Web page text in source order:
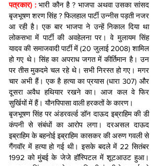
पत्रकार) : भारी कौन है ? भाजपा अथवा उसका सांसद
बृजभूषण शरण सिंह ? फिलहाल पार्टी उन्नीस पड़ती नजर
आ रही है। एक बार भाजपा ने उन्हें निकाल दिया था
लोकसभा में पार्टी की अवहेलना पर। वे मुलायम सिंह
यादव की समाजवादी पार्टी में (20 जुलाई 2008) शामिल
हो गए थे। सिंह का अपराध जगत में कीर्तिमान है। उन
पर तीस मुकदमे चल रहे थे। सभी निरस्त हो गए। मगर
चार अभी हैं। एक है हत्या का प्रयास (धारा 307) और
दूसरा अवैध हथियार रखने का। आज कल वे फिर
सुर्खियों में हैं। यौनपिपासा वाली हरकतों के कारण।
बृजभूषण सिंह पर अंडरवर्ल्ड डॉन दाऊद इब्राहिम की डी
कंपनी से संबंधों का आरोप लगा। दरअसल दाऊद
इब्राहिम के बहनोई इब्राहिम कासकर की अरुण गवली से
गैंगवॉर में हत्या हो गई थी। इसके बदले में 22 सितंबर
1992 को मुंबई के जेजे हॉस्पिटल में शूटआउट हुआ।